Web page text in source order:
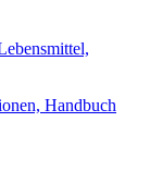
Handbuch